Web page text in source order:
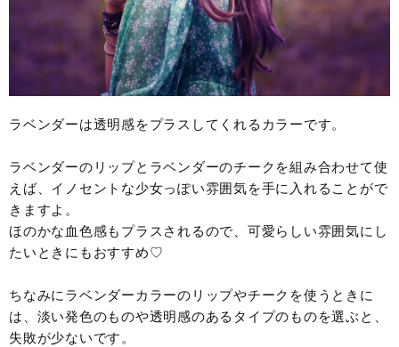
ラベンダーは透明感をプラスしてくれるカラーです。
ラベンダーのリップとラベンダーのチークを組み合わせて使
えば、イノセントな少女っぽい雰囲気を手に入れることがで
きますよ。
ほのかな血色感もプラスされるので、可愛らしい雰囲気にし
たいときにもおすすめ♡
ちなみにラベンダーカラーのリップやチークを使うときに
は、淡い発色のものや透明感のあるタイプのものを選ぶと、
失敗が少ないです。